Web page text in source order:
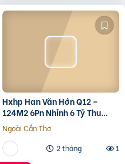
Hxhp Han Văn Hớn Q12 –
124M2 6Pn Nhỉnh 6 Tỷ Thu
15Tr/Tháng
Ngoài Cần Thơ
2 tháng
1